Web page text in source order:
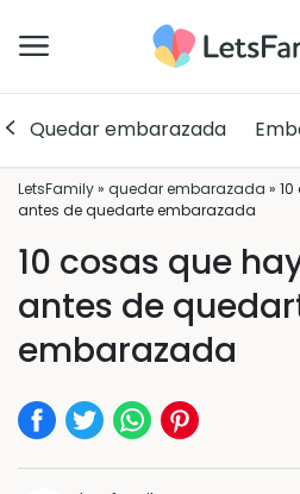
Quedar embarazada
LetsFamily» quedar embarazada »
antes de quedarte embarazada
10 cosas que
antes de
embarazada